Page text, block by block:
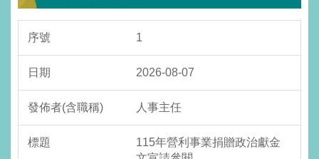
1
2026-08-07
人事主任
115年營利事業捐贈政治獻金